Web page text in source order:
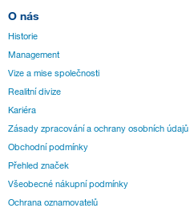
O nás
Historie
Management
Vize a mise společnosti
Realitní divize
Kariéra
Zásady zpracování a ochrany osobních údajů
Obchodní podmínky
Přehled značek
Všeobecné nákupní podmínky
Ochrana oznamovatelů